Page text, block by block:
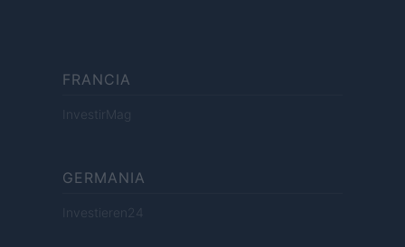
FRANCIA
InvestirMag
GERMANIA
Investieren24